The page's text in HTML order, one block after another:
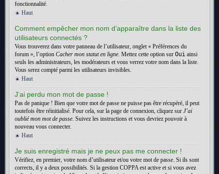
fonctionnalité.
Haut
Comment empêcher mon nom d’apparaître dans la liste des
utilisateurs connectés ?
Vous trouverez dans votre panneau de l’utilisateur, onglet « Préférences du
forum », l’option Cacher mon statut en ligne. Mettez cette option sur Oui ainsi
seuls les administrateurs, les modérateurs et vous verrez votre nom dans la liste.
Vous serez compté parmi les utilisateurs invisibles.
Haut
J’ai perdu mon mot de passe !
Pas de panique ! Bien que votre mot de passe ne puisse pas être récupéré, il peut
toutefois être réinitialisé. Pour cela, sur la page de connexion, cliquez sur J’ai
oublié mon mot de passe. Suivez les instructions et vous devriez pouvoir à
nouveau vous connecter.
Haut
Je suis enregistré mais je ne peux pas me connecter !
Vérifiez, en premier, votre nom d’utilisateur et/ou votre mot de passe. Si ils sont
corrects, il y a deux possibilités. Si la gestion COPPA est active et si vous avez